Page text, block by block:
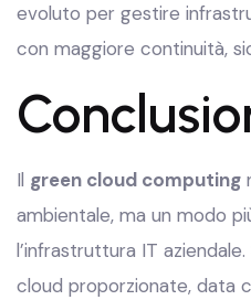
evoluto per gestire
con maggiore continuità,
Il green cloud computing
ambientale, ma un modo
l’infrastruttura IT
cloud proporzionate, data